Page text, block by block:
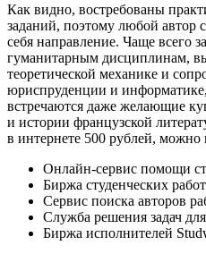
Как видно, востребованы
заданий, поэтому любой автор
себя направление. Чаще всего
гуманитарным дисциплинам,
теоретической механике и
юриспруденции и
встречаются даже желающие
и истории французской
в интернете 500 рублей,
Онлайн-сервис помощи
Биржа студенческих работ
Сервис поиска авторов
Служба решения задач
Биржа исполнителей